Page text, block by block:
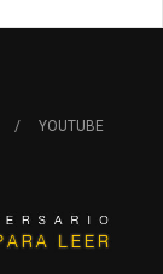
YOUTUBE